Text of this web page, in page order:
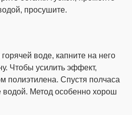
просушите.
воде, капните на него
Чтобы усилить эффект,
полиэтилена. Спустя полчаса
водой. Метод особенно хорош